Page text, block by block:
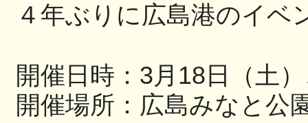
４年ぶりに広島港のイベ
開催日時： 3 月 18 日（土
開催場所：広島みなと公